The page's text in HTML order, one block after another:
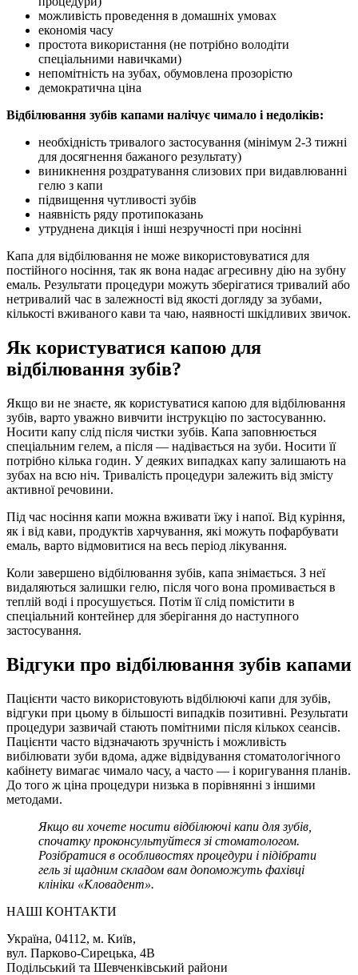
можливість проведення в домашніх умовах
економія часу
простота використання (не потрібно володіти
спеціальними навичками)
непомітність на зубах, обумовлена прозорістю
демократична ціна
Відбілювання зубів капами налічує чимало і недоліків:
необхідність тривалого застосування (мінімум 2-3 тижні
для досягнення бажаного результату)
виникнення роздратування слизових при видавлюванні
гелю з капи
підвищення чутливості зубів
наявність ряду протипоказань
утруднена дикція і інші незручності при носінні
Капа для відбілювання не може використовуватися для
постійного носіння, так як вона надає агресивну дію на зубну
емаль. Результати процедури можуть зберігатися тривалий або
нетривалий час в залежності від якості догляду за зубами,
кількості вживаного кави та чаю, наявності шкідливих звичок.
Як користуватися капою для
відбілювання зубів?
Якщо ви не знаєте, як користуватися капою для відбілювання
зубів, варто уважно вивчити інструкцію по застосуванню.
Носити капу слід після чистки зубів. Капа заповнюється
спеціальним гелем, а після — надівається на зуби. Носити її
потрібно кілька годин. У деяких випадках капу залишають на
зубах на всю ніч. Тривалість процедури залежить від змісту
активної речовини.
Під час носіння капи можна вживати їжу і напої. Від куріння,
як і від кави, продуктів харчування, які можуть пофарбувати
емаль, варто відмовитися на весь період лікування.
Коли завершено відбілювання зубів, капа знімається. З неї
видаляються залишки гелю, після чого вона промивається в
теплій воді і просушується. Потім її слід помістити в
спеціальний контейнер для зберігання до наступного
застосування.
Відгуки про відбілювання зубів капами
Пацієнти часто використовують відбілюючі капи для зубів,
відгуки при цьому в більшості випадків позитивні. Результати
процедури зазвичай стають помітними після кількох сеансів.
Пацієнти часто відзначають зручність і можливість
вибілювати зуби вдома, адже відвідування стоматологічного
кабінету вимагає чимало часу, а часто — і коригування планів.
До того ж ціна процедури низька в порівнянні з іншими
методами.
Якщо ви хочете носити відбілюючі капи для зубів,
спочатку проконсультуйтеся зі стоматологом.
Розібратися в особливостях процедури і підібрати
гель зі щадним складом вам допоможуть фахівці
клініки «Кловадент».
НАШІ КОНТАКТИ
Україна, 04112, м. Київ,
вул. Парково-Сирецька, 4В
Подільський та Шевченківський райони